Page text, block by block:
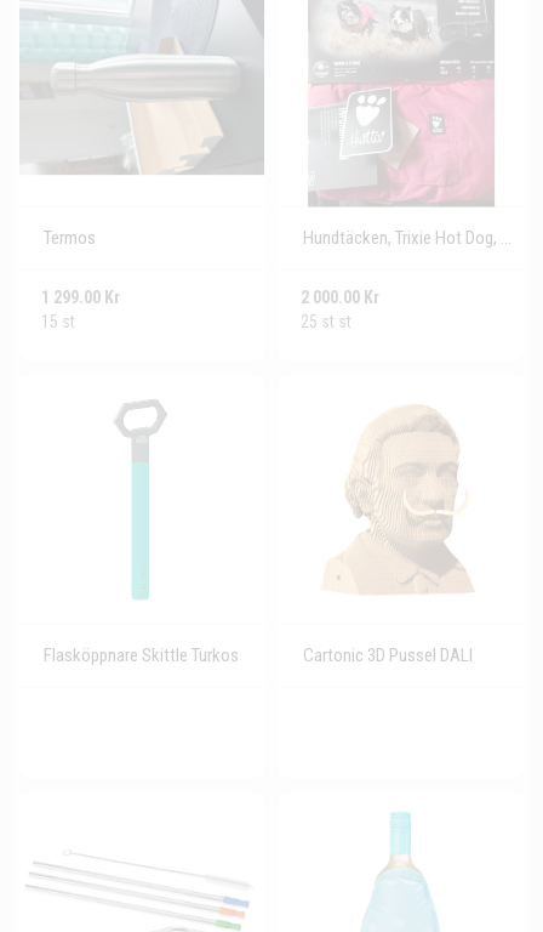
Termos
1 299.00 Kr
15 st
Hundtäcken, Trixie Hot Dog, Hurtta Summit parka och Zipp
2 000.00 Kr
25 st st
Flasköppnare Skittle Turkos Cartonic 3D Pussel DALI